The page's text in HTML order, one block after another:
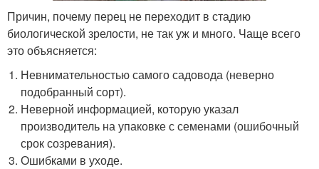
Причин, почему перец не переходит в стадию
биологической зрелости, не так уж и много. Чаще всего
это объясняется:
Невнимательностью самого садовода (неверно
подобранный сорт).
Неверной информацией, которую указал
производитель на упаковке с семенами (ошибочный
срок созревания).
Ошибками в уходе.